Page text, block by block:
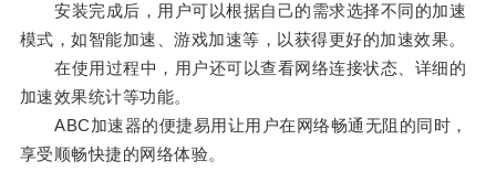
安装完成后，用户可以根据自己的需求选择不同的加速
模式，如智能加速、游戏加速等，以获得更好的加速效果。
在使用过程中，用户还可以查看网络连接状态、详细的
加速效果统计等功能。
ABC加速器的便捷易用让用户在网络畅通无阻的同时，
享受顺畅快捷的网络体验。